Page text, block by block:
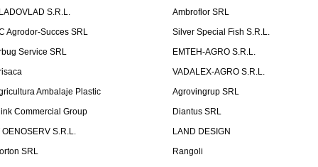
S.R.L.
Ambroflor SRL
Agrodor-Succes SRL
Silver Special Fish S.R.L.
Service SRL
EMTEH-AGRO S.R.L.
VADALEX-AGRO S.R.L.
Ambalaje Plastic
Agrovingrup SRL
Commercial Group
Diantus SRL
OENOSERV S.R.L.
LAND DESIGN
SRL
Rangoli